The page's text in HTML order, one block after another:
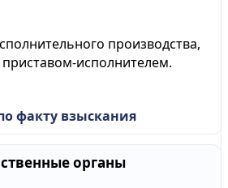
производства,
исполнителем.
факту взыскания
органы